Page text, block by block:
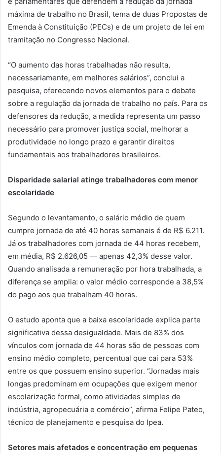
máxima de trabalho no Brasil, tema de duas Propostas de
Emenda à Constituição (PECs) e de um projeto de lei em
tramitação no Congresso Nacional.
“O aumento das horas trabalhadas não resulta,
necessariamente, em melhores salários”, conclui a
pesquisa, oferecendo novos elementos para o debate
sobre a regulação da jornada de trabalho no país. Para os
defensores da redução, a medida representa um passo
necessário para promover justiça social, melhorar a
produtividade no longo prazo e garantir direitos
fundamentais aos trabalhadores brasileiros.
Disparidade salarial atinge trabalhadores com menor
escolaridade
Segundo o levantamento, o salário médio de quem
cumpre jornada de até 40 horas semanais é de R$ 6.211.
Já os trabalhadores com jornada de 44 horas recebem,
em média, R$ 2.626,05 — apenas 42,3% desse valor.
Quando analisada a remuneração por hora trabalhada, a
diferença se amplia: o valor médio corresponde a 38,5%
do pago aos que trabalham 40 horas.
O estudo aponta que a baixa escolaridade explica parte
significativa dessa desigualdade. Mais de 83% dos
vínculos com jornada de 44 horas são de pessoas com
ensino médio completo, percentual que cai para 53%
entre os que possuem ensino superior. “Jornadas mais
longas predominam em ocupações que exigem menor
escolarização formal, como atividades simples de
indústria, agropecuária e comércio”, afirma Felipe Pateo,
técnico de planejamento e pesquisa do Ipea.
Setores mais afetados e concentração em pequenas